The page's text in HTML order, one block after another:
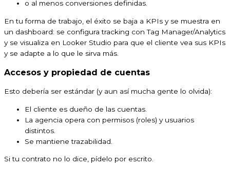
o al menos conversiones definidas.
En tu forma de trabajo, el éxito se baja a KPIs y se muestra en
un dashboard: se configura tracking con Tag Manager/Analytics
y se visualiza en Looker Studio para que el cliente vea sus KPIs
y se adapte a lo que le sirva más.
Accesos y propiedad de cuentas
Esto debería ser estándar (y aun así mucha gente lo olvida):
El cliente es dueño de las cuentas.
La agencia opera con permisos (roles) y usuarios
distintos.
Se mantiene trazabilidad.
Si tu contrato no lo dice, pídelo por escrito.